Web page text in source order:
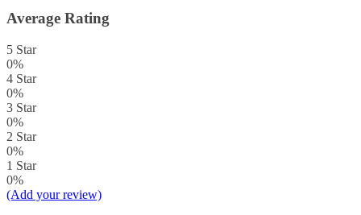
Average Rating
5 Star
0%
4 Star
0%
3 Star
0%
2 Star
0%
1 Star
0%
(Add your review)